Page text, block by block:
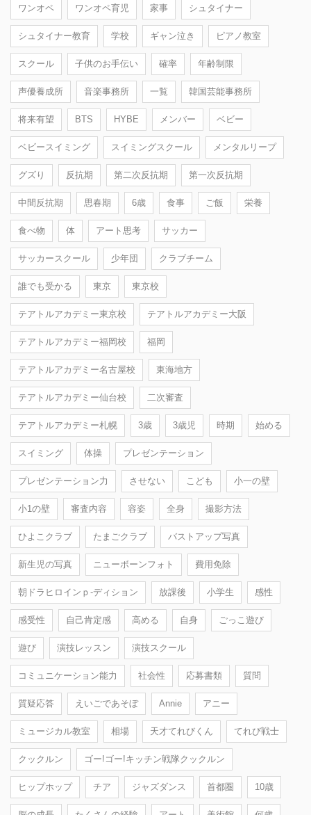
ワンオペ ワンオペ育児 家事 シュタイナー
シュタイナー教育 学校 ギャン泣き ピアノ教室
スクール 子供のお手伝い 確率 年齢制限
声優養成所 音楽事務所 一覧 韓国芸能事務所
将来有望 BTS HYBE メンバー ベビー
ベビースイミング スイミングスクール メンタルリープ
グズり 反抗期 第二次反抗期 第一次反抗期
中間反抗期 思春期 6歳 食事 ご飯 栄養
食べ物 体 アート思考 サッカー
サッカースクール 少年団 クラブチーム
誰でも受かる 東京 東京校
テアトルアカデミー東京校 テアトルアカデミー大阪
テアトルアカデミー福岡校 福岡
テアトルアカデミー名古屋校 東海地方
テアトルアカデミー仙台校 二次審査
テアトルアカデミー札幌 3歳 3歳児 時期 始める
スイミング 体操 プレゼンテーション
プレゼンテーション力 させない こども 小一の壁
小1の壁 審査内容 容姿 全身 撮影方法
ひよこクラブ たまごクラブ バストアップ写真
新生児の写真 ニューボーンフォト 費用免除
朝ドラヒロインｐ-ディション 放課後 小学生 感性
感受性 自己肯定感 高める 自身 ごっこ遊び
遊び 演技レッスン 演技スクール
コミュニケーション能力 社会性 応募書類 質問
質疑応答 えいごであそぼ Annie アニー
ミュージカル教室 相場 天才てれびくん てれび戦士
クックルン ゴー!ゴー!キッチン戦隊クックルン
ヒップホップ チア ジャズダンス 首都圏 10歳